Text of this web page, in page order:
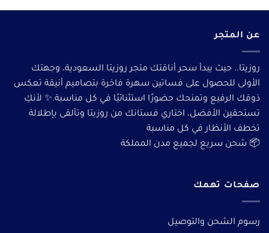
عن المتجر
روزيتا.. حيث يبدأ سحر أناقتك متجر روزيتا السعودية، وجهتك
الأولى للحصول على فساتين سهرة فاخرة بتصاميم أنيقة تعكس
ذوقك الرفيع وتمنحك حضورًا استثنائيًا في كل مناسبة.✨ لأنكِ
تستحقين الأفضل، اختاري فستانك من روزيتا وتألقى بإطلالة
تخطف الأنظار في كل مناسبة
📦 شحن سريع لجميع مدن المملكة
صفحات تهمك
رسوم الشحن والتوصيل